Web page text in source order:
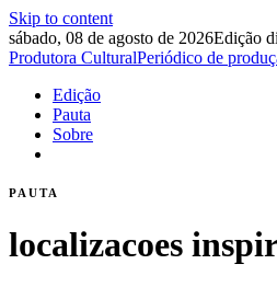
Skip to content
sábado, 08 de agosto de 2026Edição
Produtora CulturalPeriódico de
Edição
Pauta
Sobre
PAUTA
localizacoes